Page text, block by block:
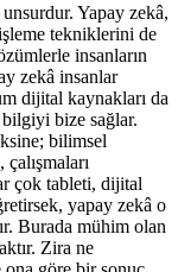
Yapay zekâ,
tekniklerini de
insanların
zekâ insanlar
dijital kaynakları da
bize sağlar.
bilimsel
çok tableti, dijital
yapay zekâ o
Burada mühim olan
Zira ne